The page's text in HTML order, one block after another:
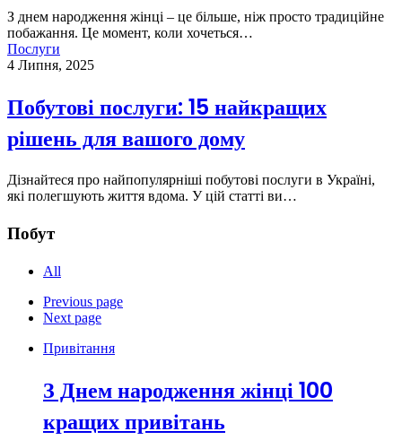
З днем народження жінці – це більше, ніж просто традиційне
побажання. Це момент, коли хочеться…
Послуги
4 Липня, 2025
Побутові послуги: 15 найкращих
рішень для вашого дому
Дізнайтеся про найпопулярніші побутові послуги в Україні,
які полегшують життя вдома. У цій статті ви…
Побут
All
Previous page
Next page
Привітання
З Днем народження жінці 100
кращих привітань